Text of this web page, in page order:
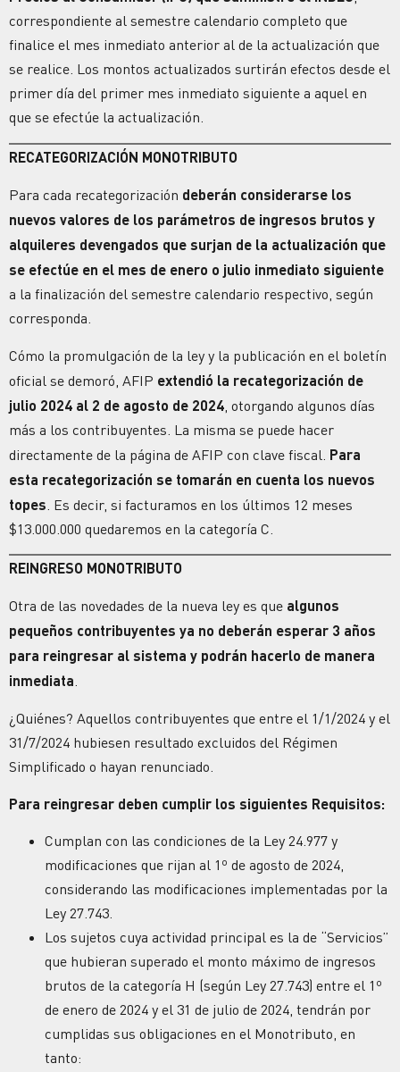
correspondiente al semestre calendario completo que
finalice el mes inmediato anterior al de la actualización que
se realice. Los montos actualizados surtirán efectos desde el
primer día del primer mes inmediato siguiente a aquel en
que se efectúe la actualización.
RECATEGORIZACIÓN MONOTRIBUTO
Para cada recategorización deberán considerarse los
nuevos valores de los parámetros de ingresos brutos y
alquileres devengados que surjan de la actualización que
se efectúe en el mes de enero o julio inmediato siguiente
a la finalización del semestre calendario respectivo, según
corresponda.
Cómo la promulgación de la ley y la publicación en el boletín
oficial se demoró, AFIP extendió la recategorización de
julio 2024 al 2 de agosto de 2024 , otorgando algunos días
más a los contribuyentes. La misma se puede hacer
directamente de la página de AFIP con clave fiscal. Para
esta recategorización se tomarán en cuenta los nuevos
topes . Es decir, si facturamos en los últimos 12 meses
$13.000.000 quedaremos en la categoría C.
REINGRESO MONOTRIBUTO
Otra de las novedades de la nueva ley es que algunos
pequeños contribuyentes ya no deberán esperar 3 años
para reingresar al sistema y podrán hacerlo de manera
inmediata.
¿Quiénes? Aquellos contribuyentes que entre el 1/1/2024 y el
31/7/2024 hubiesen resultado excluidos del Régimen
Simplificado o hayan renunciado.
Para reingresar deben cumplir los siguientes Requisitos:
Cumplan con las condiciones de la Ley 24.977 y
modificaciones que rijan al 1º de agosto de 2024,
considerando las modificaciones implementadas por la
Ley 27.743.
Los sujetos cuya actividad principal es la de “Servicios”
que hubieran superado el monto máximo de ingresos
brutos de la categoría H (según Ley 27.743) entre el 1º
de enero de 2024 y el 31 de julio de 2024, tendrán por
cumplidas sus obligaciones en el Monotributo, en
tanto: